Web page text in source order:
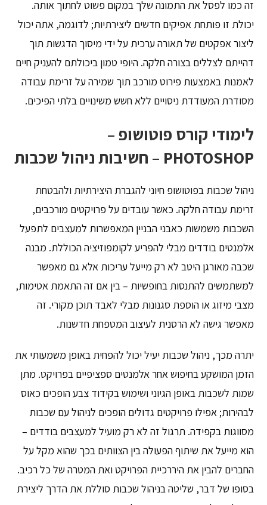
זה כמו לפסל את התמונה שלך במקום פשוט לחתוך אותה.
יכולת זו פותחת אפיקים חדשים ליצירתיות; לדוגמה, אתה יכול
ליצור אפקטים של תאורה ערכית על ידי מיסוך הדגשות תוך
דהייתם לצללים בצורה חלקה. היופי טמון ביכולתם להעניק חיים
לאמנות באמצעות פירוט מורכב תוך שמירה על זרימת עבודה
מסודרת המעודדת ניסויים ללא חשש משינויים בלתי הפיכים.
לימודי קורס פוטושופ –
PHOTOSHOP – חשיבות ניהול שכבות
ניהול שכבות בפוטושופ חיוני להגברת היצירתיות ולהבטחת
זרימת עבודה חלקה. כאשר עובדים על פרויקטים מורכבים,
השכבות משמשות כאבני הבניין המאפשרות למעצבים לתפעל
אלמנטים בודדים מבלי להפריע לקומפוזיציה הכוללת. מבנה
שכבה מאורגן היטב לא רק מייעל עריכות אלא גם מאפשר
למשתמשים להתנסות בחופשיות – בין אם זה התאמת אטימות,
מצבי מיזוג או הוספת סגנונות מבלי לאבד תוכן מקורי. זה
מאפשר גישה לא הרסנית לעיצוב המטפחת חדשנות.
יתרה מכך, ניהול שכבות יעיל יכול להפחית באופן משמעותי את
הזמן המושקע בחיפוש אחר אלמנטים ספציפיים בפרויקט. מתן
שמות לשכבות באופן הגיוני ושימוש בקידוד צבע הופכים כאוס
לבהירות; אפילו פרויקטים גדולים הופכים לניהול עם שכבות
מסווגות בקפידה. תרגול זה לא רק מועיל למעצבים בודדים –
הוא מייעל את שיתוף הפעולה בין הצוותים בכך שהוא מקל על
החברים להבין את היררכיית הפרויקט ואת המטרה של כל רכיב.
בסופו של דבר, שליטה בניהול שכבות סוללת את הדרך ליצירת